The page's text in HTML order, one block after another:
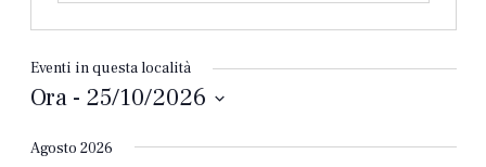
Eventi in questa località
Ora - 25/10/2026
la
Agosto 2026